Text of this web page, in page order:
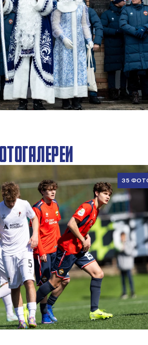
в Академии ПФК ЦСКА
35
- Акрон - Академия Коноплёва